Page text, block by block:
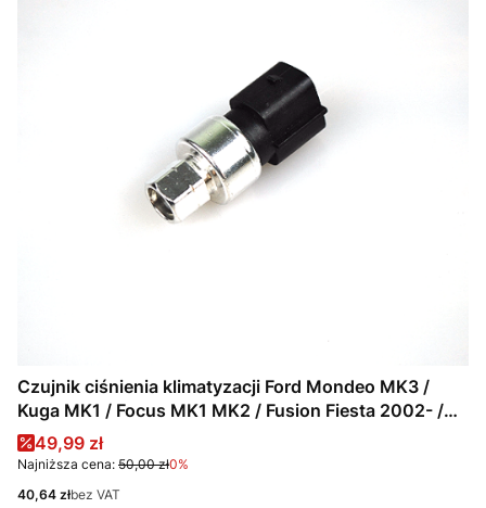
Czujnik ciśnienia klimatyzacji Ford Mondeo MK3 /
Kuga MK1 / Focus MK1 MK2 / Fusion Fiesta 2002- /
4832512
Cena promocyjna
49,99 zł
Najniższa cena: 50,00 zł0%
Cena
40,64 złbez VAT